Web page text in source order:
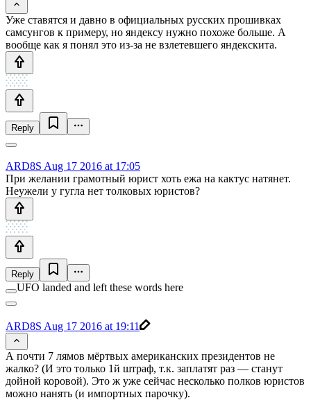
Уже ставятся и давно в официальных русских прошивках
самсунгов к примеру, но яндексу нужно похоже больше. А
вообще как я понял это из-за не взлетевшего яндекскита.
Reply
ARD8S Aug 17 2016 at 17:05
При желании грамотный юрист хоть ежа на кактус натянет.
Неужели у гугла нет толковых юристов?
Reply
UFO landed and left these words here
ARD8S Aug 17 2016 at 19:11
А почти 7 лямов мёртвых американских президентов не
жалко? (И это только 1й штраф, т.к. заплатят раз — станут
дойной коровой). Это ж уже сейчас несколько полков юристов
можно нанять (и импортных парочку).